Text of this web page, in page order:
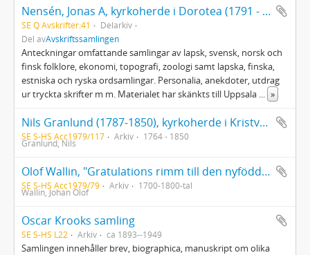
Nensén, Jonas A, kyrkoherde i Dorotea (1791 - 1881)
SE Q Avskrifter:41
Delarkiv
Del avAvskriftssamlingen
Anteckningar omfattande samlingar av lapsk, svensk, norsk och
finsk folklore, ekonomi, topografi, zoologi samt lapska, finska,
estniska och ryska ordsamlingar. Personalia, anekdoter, utdrag
ur tryckta skrifter m m. Materialet har skänkts till Uppsala ... »
Nils Granlund (1787-1850), kyrkoherde i Kristvalla, diverse manuskript; kompendium från skoltiden i Kalmar, föreläsningsanteckningar från studenttiden i Lund 1810-1812; häfte med predikoämnen; ett par uppbyggligaberättelser; ett par predikningar från 1764 och 1766
SE S-HS Acc1979/117 Arkiv 1764 - 1850
Granlund, Nils
Olof Wallin, "Gratulations rimm till den nyfödde provincial medicus doctoren herr Lars Fredric Gravander"
SE S-HS Acc1979/79 Arkiv 1700-1800-tal
Wallin, Johan Olof
Oscar Krooks samling
SE S-HS L22 Arkiv ca 1893--1949
Samlingen innehåller brev, biographica, manuskript om olika